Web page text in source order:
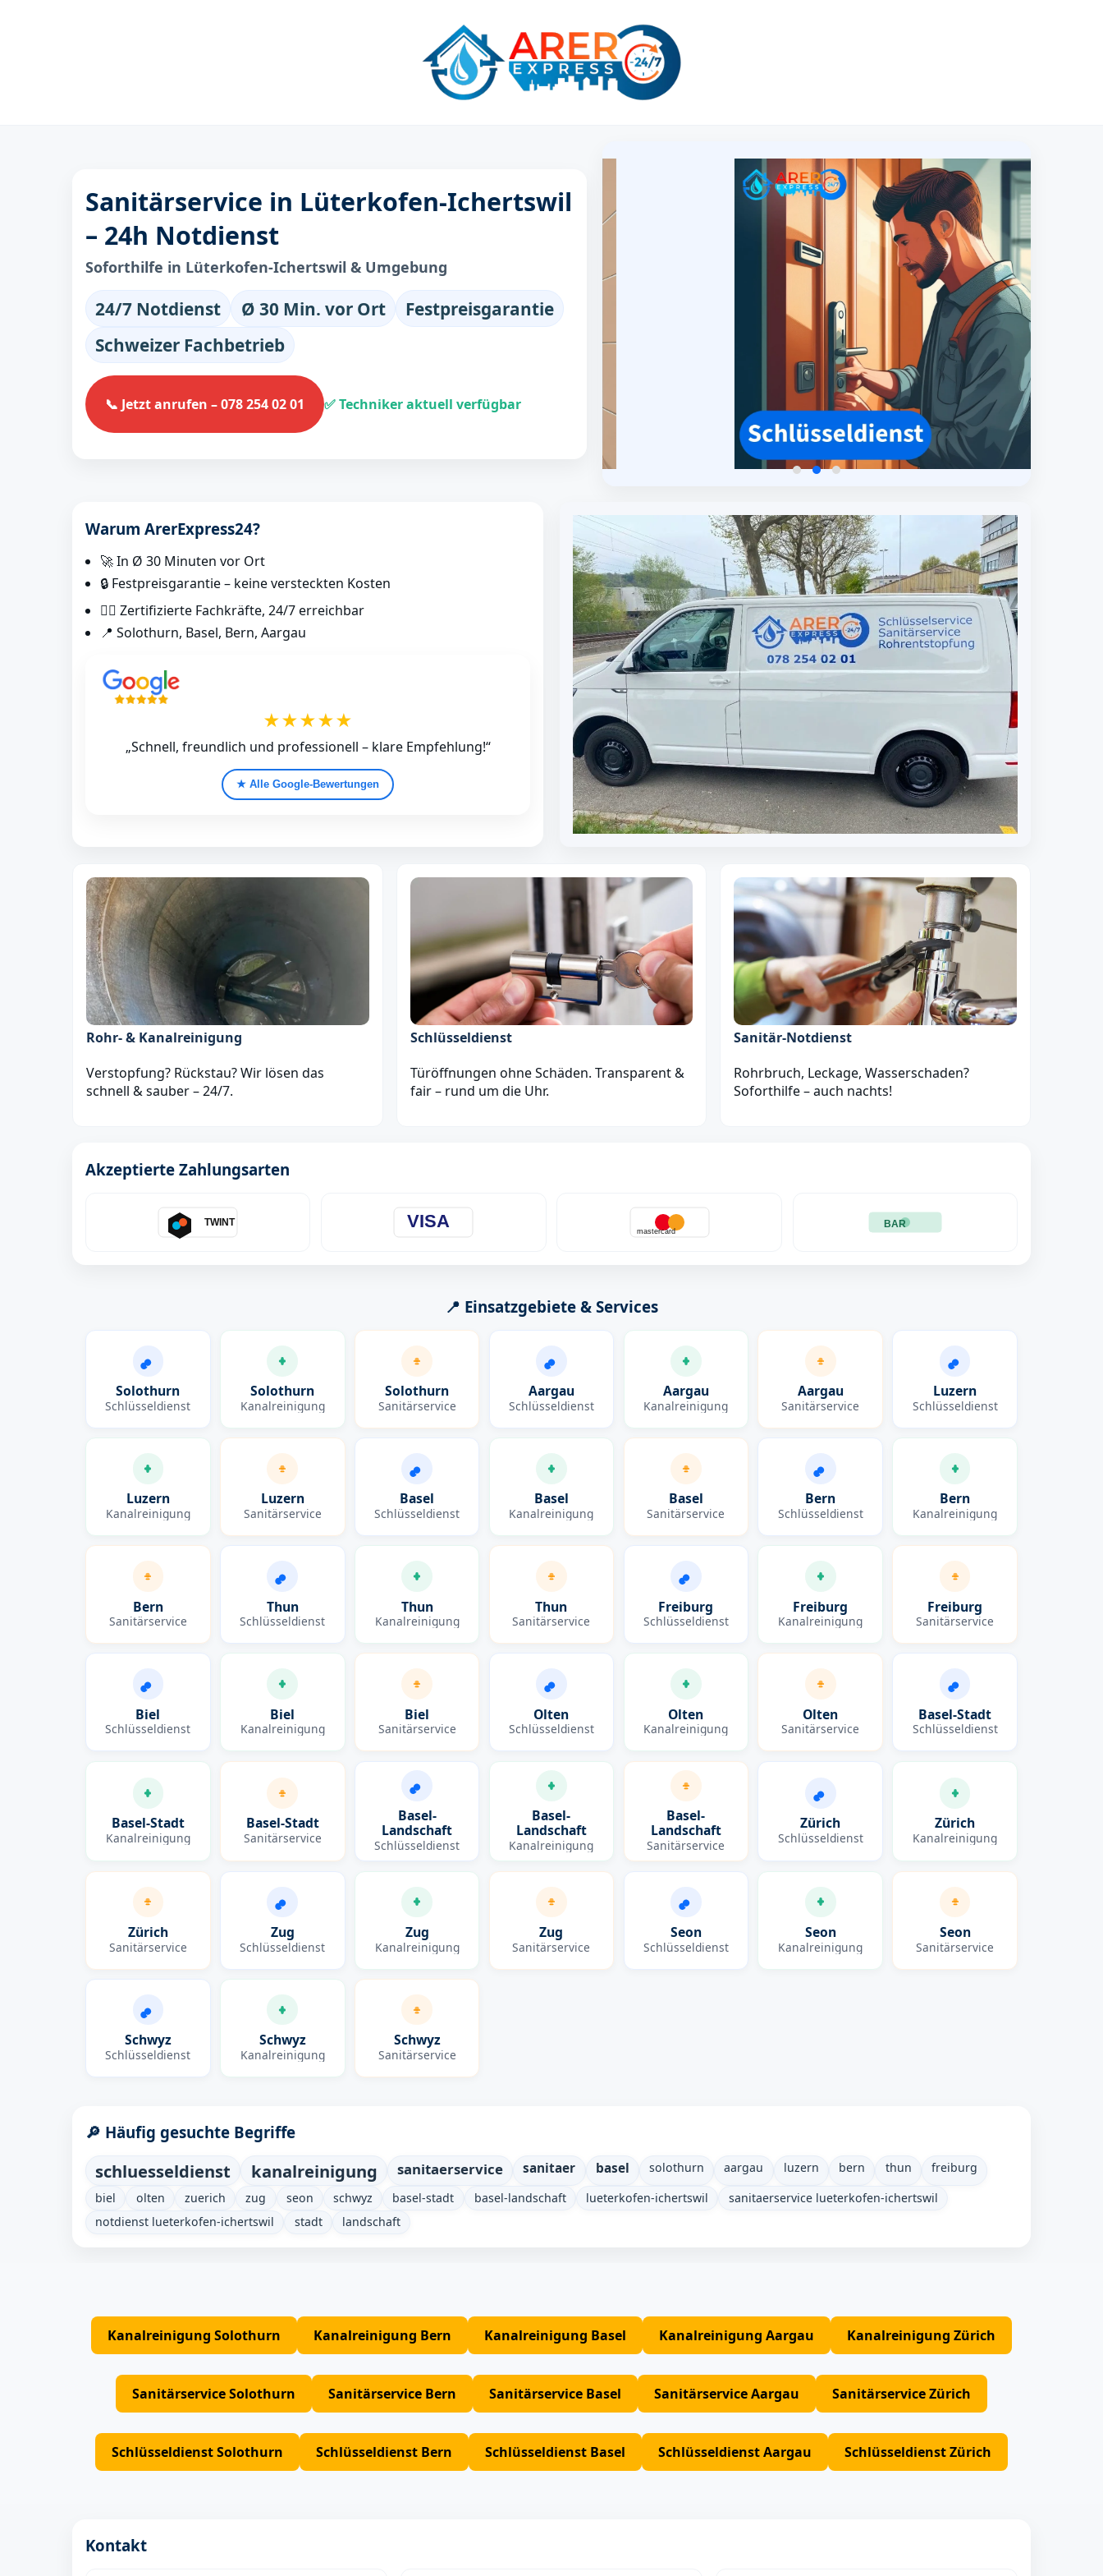
Sanitärservice in Lüterkofen-Ichertswil
– 24h Notdienst
Soforthilfe in Lüterkofen-Ichertswil & Umgebung
24/7 Notdienst Ø 30 Min. vor Ort
Festpreisgarantie
Schweizer Fachbetrieb
📞 Jetzt anrufen – 078 254 02 01 ✅ Techniker aktuell verfügbar
Warum ArerExpress24?
🚀 In Ø 30 Minuten vor Ort
🔒 Festpreisgarantie – keine versteckten Kosten
👷‍♂️ Zertifizierte Fachkräfte, 24/7 erreichbar
📍 Solothurn, Basel, Bern, Aargau
★★★★★
„Schnell, freundlich und professionell – klare Empfehlung!“
★ Alle Google‑Bewertungen
Rohr- & Kanalreinigung
Verstopfung? Rückstau? Wir lösen das
schnell & sauber – 24/7.
Schlüsseldienst
Türöffnungen ohne Schäden. Transparent &
fair – rund um die Uhr.
Sanitär‑Notdienst
Rohrbruch, Leckage, Wasserschaden?
Soforthilfe – auch nachts!
Akzeptierte Zahlungsarten
TWINT VISA mastercard
BAR
📍 Einsatzgebiete & Services
Solothurn
Schlüsseldienst
Solothurn
Kanalreinigung
Solothurn
Sanitärservice
Aargau
Schlüsseldienst
Aargau
Kanalreinigung
Aargau
Sanitärservice
Luzern
Schlüsseldienst
Luzern
Kanalreinigung
Luzern
Sanitärservice
Basel
Schlüsseldienst
Basel
Kanalreinigung
Basel
Sanitärservice
Bern
Schlüsseldienst
Bern
Kanalreinigung
Bern
Sanitärservice
Thun
Schlüsseldienst
Thun
Kanalreinigung
Thun
Sanitärservice
Freiburg
Schlüsseldienst
Freiburg
Kanalreinigung
Freiburg
Sanitärservice
Biel
Schlüsseldienst
Biel
Kanalreinigung
Biel
Sanitärservice
Olten
Schlüsseldienst
Olten
Kanalreinigung
Olten
Sanitärservice
Basel-Stadt
Schlüsseldienst
Basel-Stadt
Kanalreinigung
Basel-Stadt
Sanitärservice
Basel-
Landschaft
Schlüsseldienst
Basel-
Landschaft
Kanalreinigung
Basel-
Landschaft
Sanitärservice
Zürich
Schlüsseldienst
Zürich
Kanalreinigung
Zürich
Sanitärservice
Zug
Schlüsseldienst
Zug
Kanalreinigung
Zug
Sanitärservice
Seon
Schlüsseldienst
Seon
Kanalreinigung
Seon
Sanitärservice
Schwyz
Schlüsseldienst
Schwyz
Kanalreinigung
Schwyz
Sanitärservice
🔎 Häufig gesuchte Begriffe
schluesseldienst kanalreinigung sanitaerservice sanitaer basel solothurn aargau luzern bern thun
freiburg
biel
olten zuerich zug seon schwyz basel-stadt basel-landschaft lueterkofen-ichertswil
sanitaerservice lueterkofen-ichertswil
notdienst lueterkofen-ichertswil
stadt landschaft
Kanalreinigung Solothurn Kanalreinigung Bern Kanalreinigung Basel Kanalreinigung Aargau Kanalreinigung Zürich
Sanitärservice Solothurn Sanitärservice Bern Sanitärservice Basel Sanitärservice Aargau Sanitärservice Zürich
Schlüsseldienst Solothurn Schlüsseldienst Bern Schlüsseldienst Basel Schlüsseldienst Aargau Schlüsseldienst Zürich
Kontakt